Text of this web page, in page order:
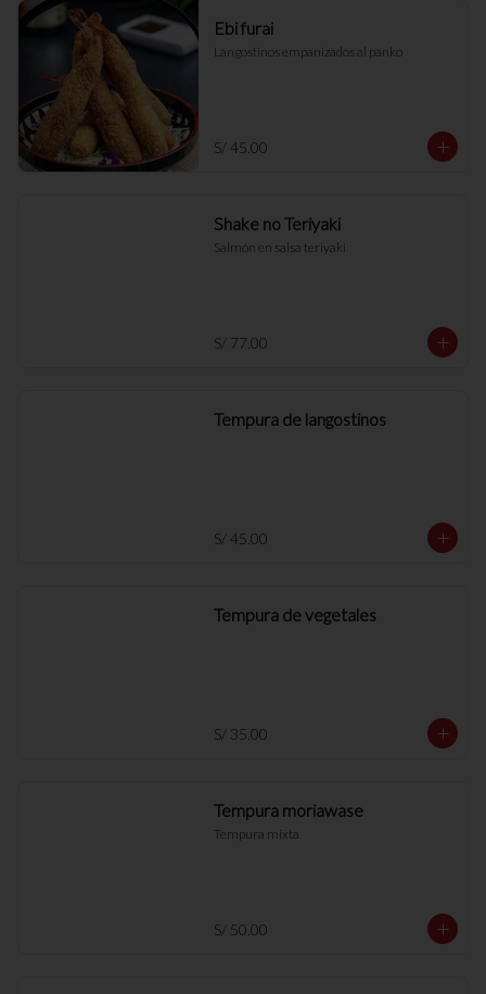
Ebi furai
Langostinos empanizados al panko
S/ 45.00
Shake no Teriyaki
Salmón en salsa teriyaki
S/ 77.00
Tempura de langostinos
S/ 45.00
Tempura de vegetales
S/ 35.00
Tempura moriawase
Tempura mixta
S/ 50.00